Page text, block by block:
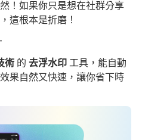
！如果你只是想在社群分享
這根本是折磨！
術 的 去浮水印工具，能自動
果自然又快速，讓你省下時